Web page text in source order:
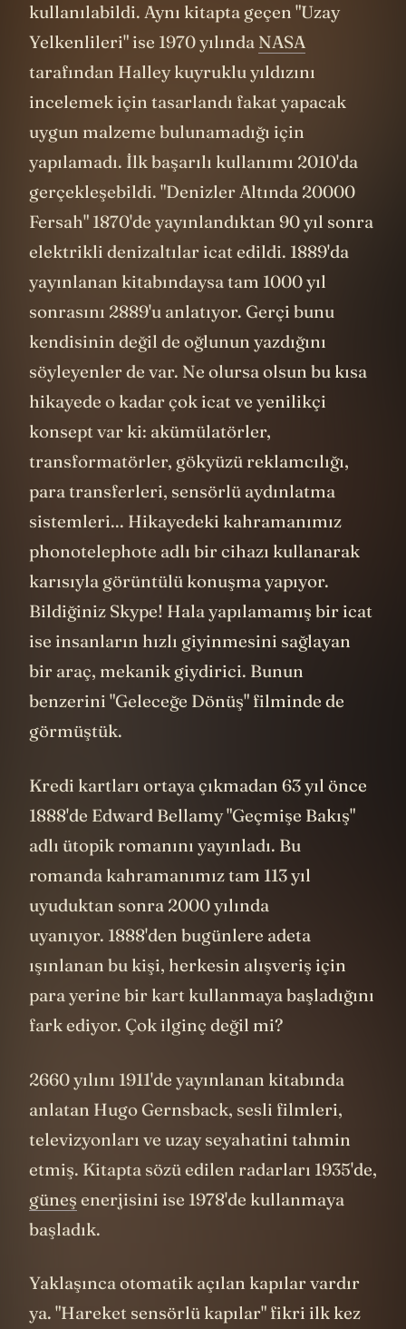
kullanılabildi. Aynı kitapta geçen "Uzay
Yelkenlileri" ise 1970 yılında NASA
tarafından Halley kuyruklu yıldızını
incelemek için tasarlandı fakat yapacak
uygun malzeme bulunamadığı için
yapılamadı. İlk başarılı kullanımı 2010'da
gerçekleşebildi. "Denizler Altında 20000
Fersah" 1870'de yayınlandıktan 90 yıl sonra
elektrikli denizaltılar icat edildi. 1889'da
yayınlanan kitabındaysa tam 1000 yıl
sonrasını 2889'u anlatıyor. Gerçi bunu
kendisinin değil de oğlunun yazdığını
söyleyenler de var. Ne olursa olsun bu kısa
hikayede o kadar çok icat ve yenilikçi
konsept var ki: akümülatörler,
transformatörler, gökyüzü reklamcılığı,
para transferleri, sensörlü aydınlatma
sistemleri... Hikayedeki kahramanımız
phonotelephote adlı bir cihazı kullanarak
karısıyla görüntülü konuşma yapıyor.
Bildiğiniz Skype! Hala yapılamamış bir icat
ise insanların hızlı giyinmesini sağlayan
bir araç, mekanik giydirici. Bunun
benzerini "Geleceğe Dönüş" filminde de
görmüştük.
Kredi kartları ortaya çıkmadan 63 yıl önce
1888'de Edward Bellamy "Geçmişe Bakış"
adlı ütopik romanını yayınladı. Bu
romanda kahramanımız tam 113 yıl
uyuduktan sonra 2000 yılında
uyanıyor. 1888'den bugünlere adeta
ışınlanan bu kişi, herkesin alışveriş için
para yerine bir kart kullanmaya başladığını
fark ediyor. Çok ilginç değil mi?
2660 yılını 1911'de yayınlanan kitabında
anlatan Hugo Gernsback, sesli filmleri,
televizyonları ve uzay seyahatini tahmin
etmiş. Kitapta sözü edilen radarları 1935'de,
güneş enerjisini ise 1978'de kullanmaya
başladık.
Yaklaşınca otomatik açılan kapılar vardır
ya. "Hareket sensörlü kapılar" fikri ilk kez